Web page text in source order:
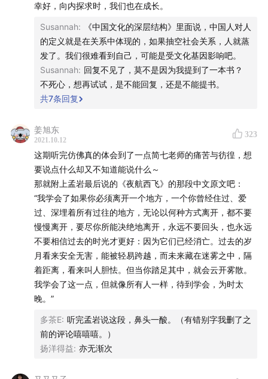
简七（Jane）：简七理财创始人、简单有趣爱分享的理财
科普达人、著有理财科普入门书《好好赚钱》。
本期要点🌟
*戳这里，你可以在有知有行 App 内查看、标记和收藏本
01:15 简七的「极简投资组合」帮助用户赚到钱了吗？
「投资者教育」这件事真的行得通吗？
当被问到「最赚钱的基金是什么」时，因无法回答
而沮丧
之所以让「极简策略」这么简单，就是为了让尽量
多的人可以理解
两个时期对投资者教育的不同理解：2007 年 VS
当你被当成一个代码工具的时候，会非常有被压榨感
幸好，向内探求时，我们也在成长。
Susannah:
《中国文化的深层结构》里面说，中国人对人
的定义就是在关系中体现的，如果抽空社会关系，人就蒸
发了。我们很难看到自己，可能是受文化基因影响吧。
Susannah: 回复不见了，莫不是因为我提到了一本书？
不死心，想再试试，是不能回复，还是不能提书。
共7条回复
姜旭东
2021.10.12
323
这期听完仿佛真的体会到了一点简七老师的痛苦与彷徨，想
要说点什么却又不知道能说什么～
那就附上孟岩最后说的《夜航西飞》的那段中文原文吧：
“我学会了如果你必须离开一个地方，一个你曾经住过、爱
过、深埋着所有过往的地方，无论以何种方式离开，都不要
慢慢离开，要尽你所能决绝地离开，永远不要回头，也永远
不要相信过去的时光才更好：因为它们已经消亡。过去的岁
月看来安全无害，能被轻易跨越，而未来藏在迷雾之中，隔
着距离，看来叫人胆怯。但当你踏足其中，就会云开雾散。
我学会了这一点，但就像所有人一样，待到学会，为时太
晚。”
多茶E: 听完孟岩说这段，鼻头一酸。（有错别字我删了之
前的评论嘻嘻嘻。）
扬洋得益: 亦无渐次